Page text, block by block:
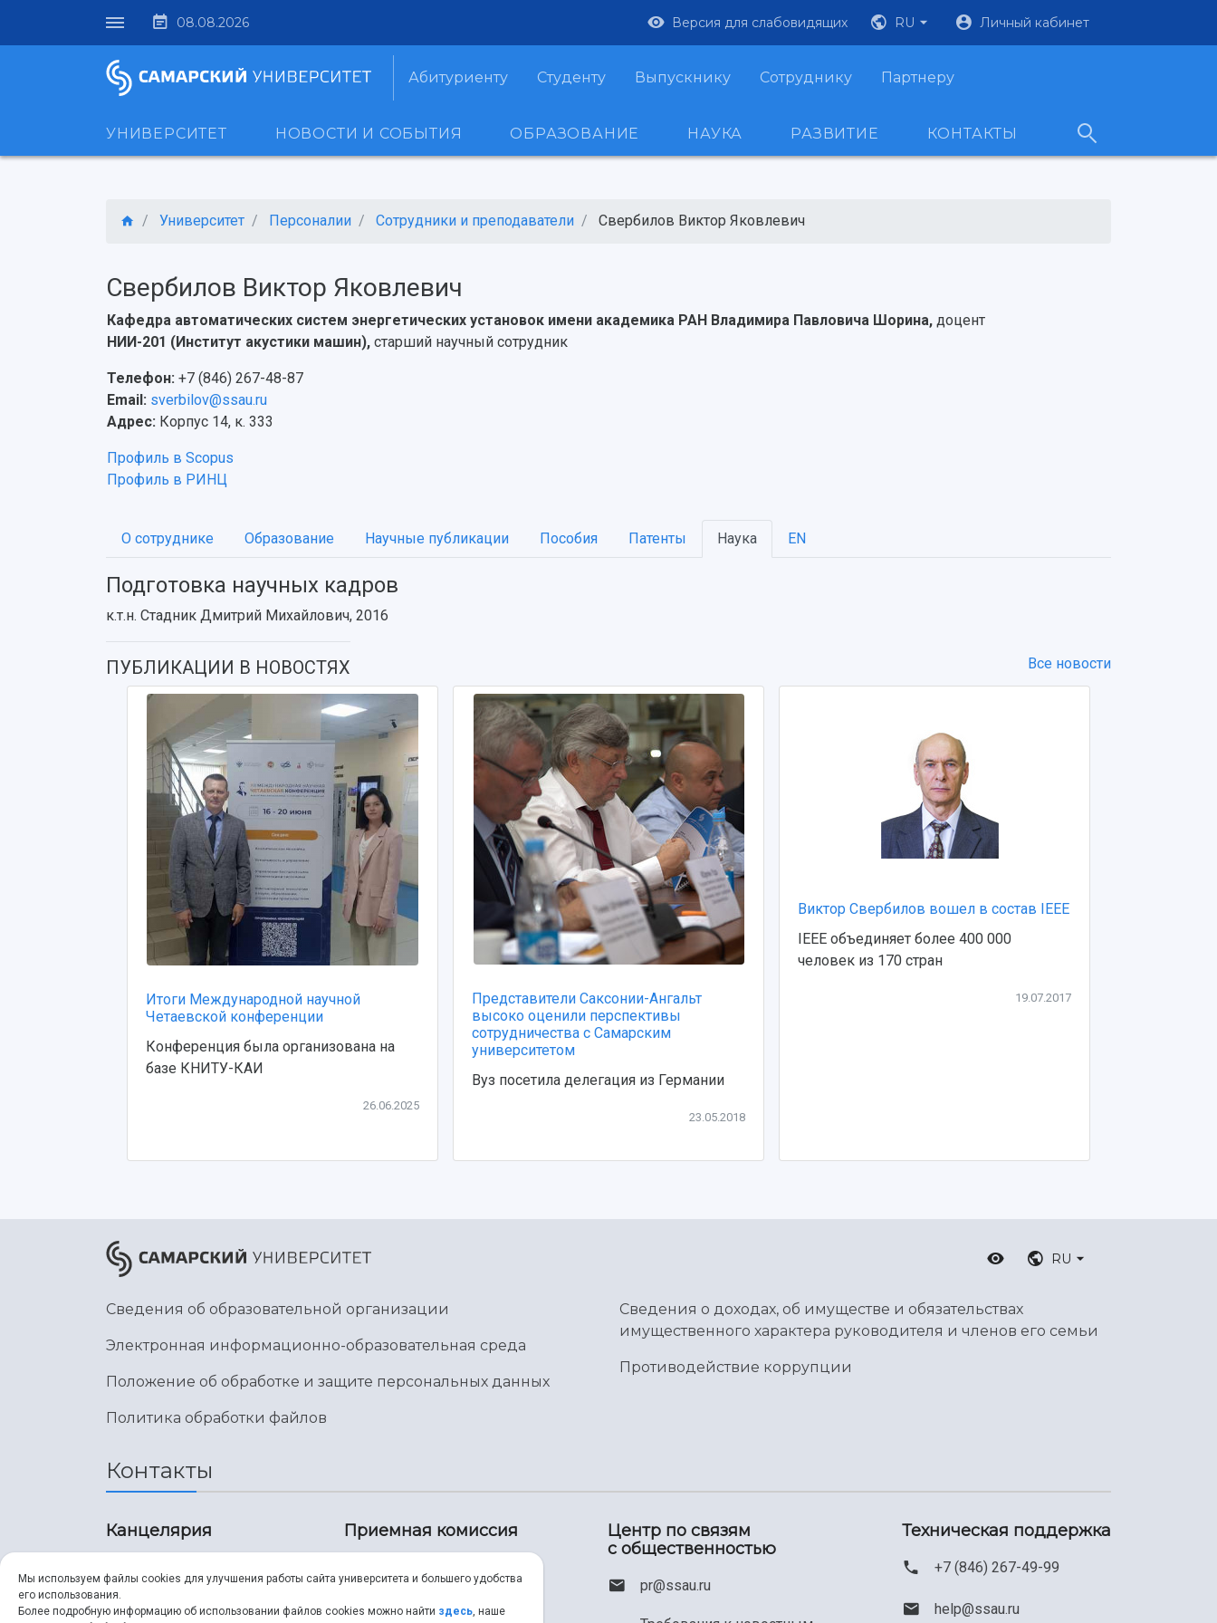
08.08.2026 Версия для слабовидящих RU Личный кабинет
Абитуриенту Студенту Выпускнику Сотруднику Партнеру
УНИВЕРСИТЕТ НОВОСТИ И СОБЫТИЯ ОБРАЗОВАНИЕ НАУКА РАЗВИТИЕ КОНТАКТЫ
Университет Персоналии Сотрудники и преподаватели Свербилов Виктор Яковлевич
Свербилов Виктор Яковлевич
Кафедра автоматических систем энергетических установок имени академика РАН Владимира Павловича Шорина, доцент
НИИ-201 (Институт акустики машин), старший научный сотрудник
Телефон: +7 (846) 267-48-87
Email: sverbilov@ssau.ru
Адрес: Корпус 14, к. 333
Профиль в Scopus
Профиль в РИНЦ
О сотруднике Образование Научные публикации Пособия Патенты Наука EN
Подготовка научных кадров
к.т.н. Стадник Дмитрий Михайлович, 2016
ПУБЛИКАЦИИ В НОВОСТЯХ Все новости
Итоги Международной научной
Четаевской конференции
Конференция была организована на
базе КНИТУ-КАИ
26.06.2025
Представители Саксонии-Ангальт
высоко оценили перспективы
сотрудничества с Самарским
университетом
Вуз посетила делегация из Германии
23.05.2018
Виктор Свербилов вошел в состав IEEE
IEEE объединяет более 400 000
человек из 170 стран
19.07.2017
RU
Сведения об образовательной организации
Электронная информационно-образовательная среда
Положение об обработке и защите персональных данных
Политика обработки файлов
Сведения о доходах, об имуществе и обязательствах
имущественного характера руководителя и членов его семьи
Противодействие коррупции
Контакты
Канцелярия
8 (846) 267-43-70
Приемная комиссия
8 (846) 267-48-67
Центр по связям
с общественностью
pr@ssau.ru
Техническая поддержка
+7 (846) 267-49-99
help@ssau.ru
Мы используем файлы cookies для улучшения работы сайта университета и большего удобства
его использования.
Более подробную информацию об использовании файлов cookies можно найти здесь, наше